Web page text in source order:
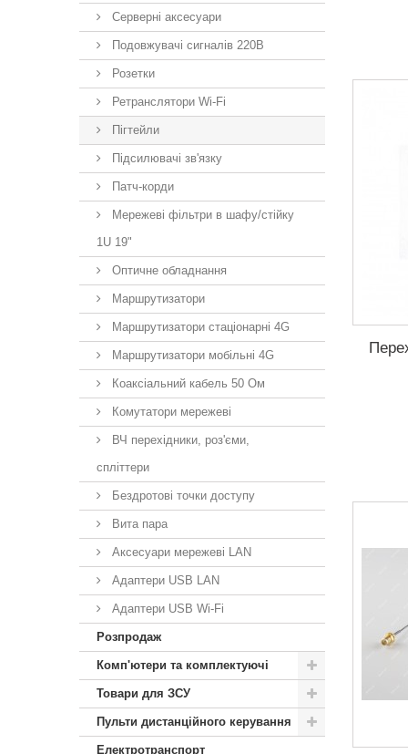
Серверні аксесуари
Подовжувачі сигналів 220В
Розетки
Ретранслятори Wi-Fi
Пігтейли
Підсилювачі зв'язку
Патч-корди
Мережеві фільтри в шафу/стійку
1U 19"
Оптичне обладнання
Маршрутизатори
Маршрутизатори стаціонарні 4G
Маршрутизатори мобільні 4G
Коаксіальний кабель 50 Ом
Комутатори мережеві
ВЧ перехідники, роз'єми,
спліттери
Бездротові точки доступу
Вита пара
Аксесуари мережеві LAN
Адаптери USB LAN
Адаптери USB Wi-Fi
Розпродаж
Комп'ютери та комплектуючі
Товари для ЗСУ
Пульти дистанційного керування
Електротранспорт